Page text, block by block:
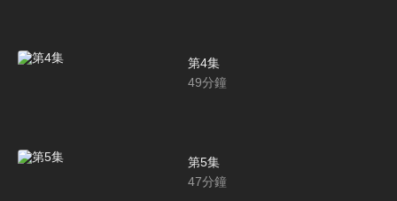
第4集
49分鐘
第5集
47分鐘